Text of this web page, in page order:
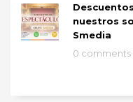
nuestros
Smedia
0 comments